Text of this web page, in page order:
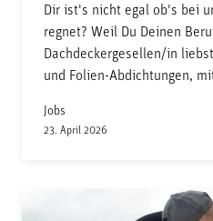
Dir ist's nicht egal ob's bei
regnet? Weil Du Deinen
Dachdeckergesellen/in
und Folien-Abdichtungen,
Jobs
23. April 2026